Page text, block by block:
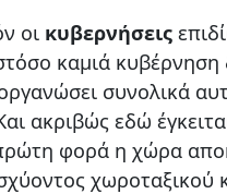
οι κυβερνήσεις
καμιά κυβέρνηση
συνολικά
ακριβώς εδώ
φορά η χώρα
χωροταξικού